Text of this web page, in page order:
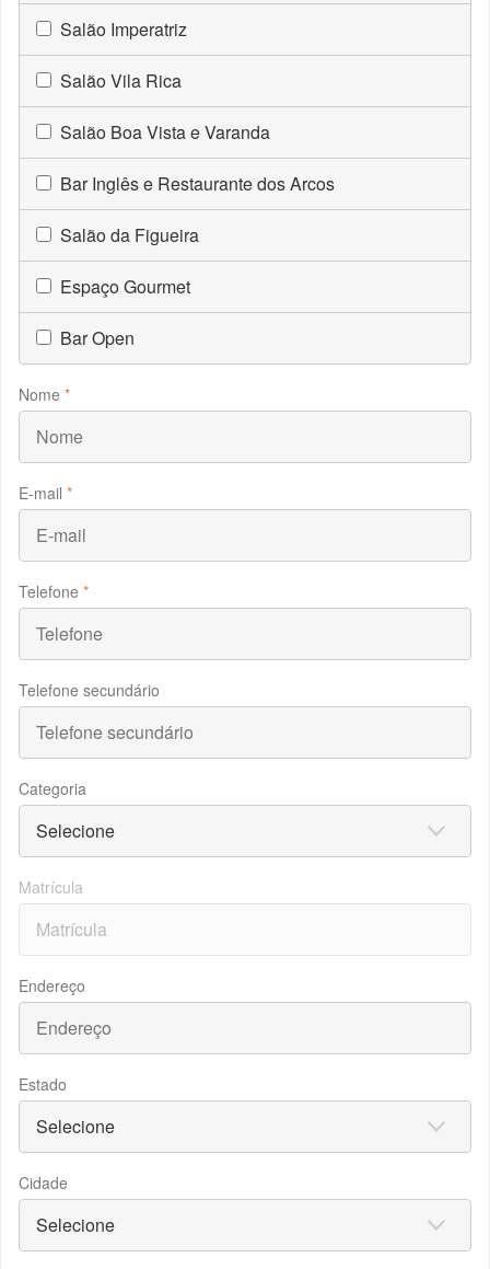
Salão Imperatriz
Salão Vila Rica
Salão Boa Vista e Varanda
Bar Inglês e Restaurante dos Arcos
Salão da Figueira
Espaço Gourmet
Bar Open
Nome *
E-mail *
Telefone *
Telefone secundário
Categoria
Matrícula
Endereço
Estado
Cidade